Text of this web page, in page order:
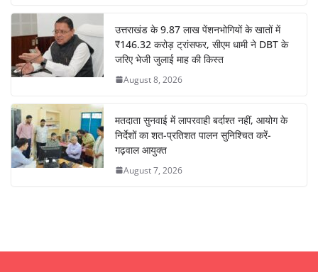
उत्तराखंड के 9.87 लाख पेंशनभोगियों के खातों में
₹146.32 करोड़ ट्रांसफर, सीएम धामी ने DBT के
जरिए भेजी जुलाई माह की किस्त
August 8, 2026
मतदाता सुनवाई में लापरवाही बर्दाश्त नहीं, आयोग के
निर्देशों का शत-प्रतिशत पालन सुनिश्चित करें-
गढ़वाल आयुक्त
August 7, 2026